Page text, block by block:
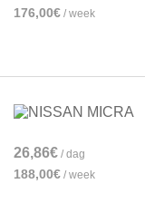
176,00€ / week
26,86€ / dag
188,00€ / week